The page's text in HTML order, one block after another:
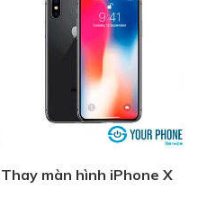
Thay màn hình iPhone X